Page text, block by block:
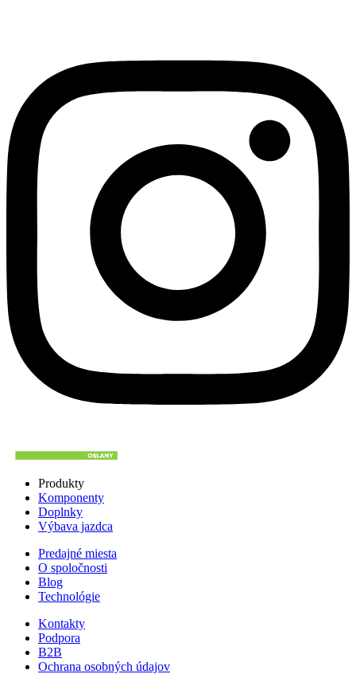
Produkty
Komponenty
Doplnky
Výbava jazdca
Predajné miesta
O spoločnosti
Blog
Technológie
Kontakty
Podpora
B2B
Ochrana osobných údajov